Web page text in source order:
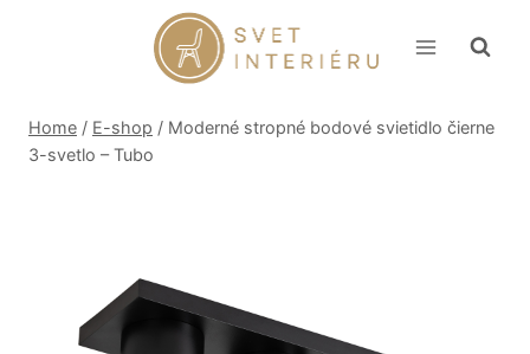
Home / E-shop / Moderné stropné bodové svietidlo čierne
3-svetlo – Tubo